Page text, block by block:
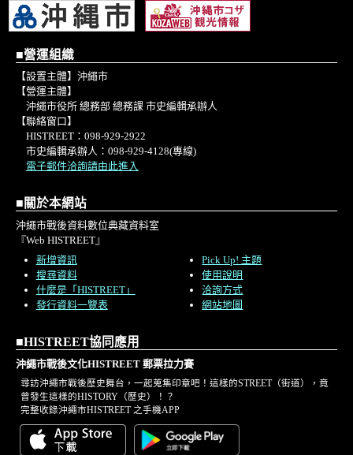
「琉球列島(南西諸島)の降伏調印式」
その後
／雛世志子
証言②私の戦中・戦後体験
「－度胸と経験で駆け抜けた戦前か
そして基地
に消えた故郷への思い－」／屋良静子
●英文史料からみるKOZA
①「琉球列島(南西諸島)の降伏調印」
②「旧日本軍降伏の日時場所(陸海
●ローカルレポート
「沖縄戦終結は九月七日」／川平成
「９月７日の周辺」／恩河尚
●『沖縄市史』発刊資料の紹介
●KOZAの横顔(スケッチ)（山内盛彬）
■營運組織
【設置主體】沖繩市
【營運主體】
沖繩市役所 總務部 總務課 市史編輯承辦人
【聯絡窗口】
HISTREET：098-929-2922
市史編輯承辦人：098-929-4128(專線)
電子郵件洽詢請由此進入
■關於本網站
沖繩市戰後資料數位典藏資料室
『Web HISTREET』
新增資訊
搜尋資料
什麼是「HISTREET」
發行資料一覽表
Pick Up! 主題
使用說明
洽詢方式
網站地圖
■HISTREET協同應用
沖繩市戰後文化HISTREET 郵票拉力賽
尋訪沖繩市戰後歷史舞台，一起蒐集印章吧！這樣的STREET（街道），竟
曾發生這樣的HISTORY（歷史）！？
完整收錄沖繩市HISTREET 之手機APP